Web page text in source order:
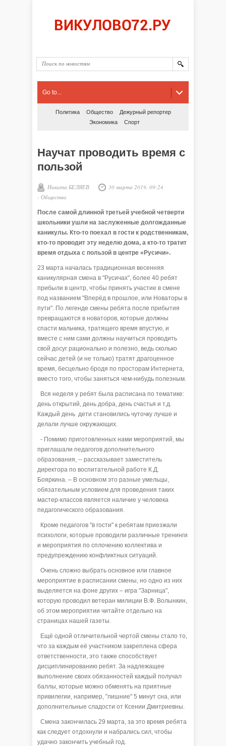
Go to...
Политика Общество
Дежурный репортер
Экономика
Спорт
Научат проводить время с
пользой
Никита БЕЛЯЕВ
30 марта 2019, 09:24
- Общество
После самой длинной третьей учебной четверти
школьники ушли на заслуженные долгожданные
каникулы. Кто-то поехал в гости к родственникам,
кто-то проводит эту неделю дома, а кто-то тратит
время отдыха с пользой в центре «Русичи».
23 марта началась традиционная весенняя
каникулярная смена в "Русичах", более 40 ребят
прибыли в центр, чтобы принять участие в смене
под названием "Вперёд в прошлое, или Новаторы в
пути". По легенде смены ребята после прибытия
превращаются в новаторов, которые должны
спасти мальчика, тратящего время впустую, и
вместе с ним сами должны научиться проводить
свой досуг рационально и полезно, ведь сколько
сейчас детей (и не только) тратят драгоценное
время, бесцельно бродя по просторам Интернета,
вместо того, чтобы заняться чем-нибудь полезным.
Вся неделя у ребят была расписана по тематике:
день открытий, день добра, день счастья и т.д.
Каждый день дети становились чуточку лучше и
делали лучше окружающих.
- Помимо приготовленных нами мероприятий, мы
приглашали педагогов дополнительного
образования, -- рассказывает заместитель
директора по воспитательной работе К.Д.
Бояркина. – В основном это разные умельцы,
обязательным условием для проведения таких
мастер-классов является наличие у человека
педагогического образования.
Кроме педагогов "в гости" к ребятам приезжали
психологи, которые проводили различные тренинги
и мероприятия по сплочению коллектива и
предупреждению конфликтных ситуаций.
Очень сложно выбрать основное или главное
мероприятие в расписании смены, но одно из них
выделяется на фоне других – игра "Зарница",
которую проводил ветеран милиции В.Ф. Волынкин,
об этом мероприятии читайте отдельно на
страницах нашей газеты.
Ещё одной отличительной чертой смены стало то,
что за каждым её участником закреплена сфера
ответственности, это также способствует
дисциплинированию ребят. За надлежащее
выполнение своих обязанностей каждый получал
баллы, которые можно обменять на приятные
привилегии, например, "лишние" 5 минут сна, или
дополнительные сладости от Ксении Дмитриевны.
Смена закончилась 29 марта, за это время ребята
как следует отдохнули и набрались сил, чтобы
удачно закончить учебный год.